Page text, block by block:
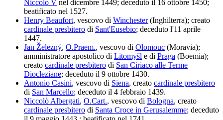
Niccolò V nel dicembre 1449; deceduto il 16 ottobre 1450;
beatificato nel 1527.
Henry Beaufort, vescovo di Winchester(Inghilterra); creato
cardinale presbitero di Sant'Eusebio; deceduto l'11 aprile
1447.
Jan Železný, O.Praem., vescovo di Olomouc (Moravia);
amministratore apostolico di Litomyšl e di Praga (Boemia);
creato cardinale presbitero di San Ciriaco alle Terme
Diocleziane; deceduto il 9 ottobre 1430.
Antonio Casini, vescovo di Siena, creato cardinale presbitero
di San Marcello; deceduto il 4 febbraio 1439.
Niccolò Albergati, O.Cart., vescovo di Bologna, creato
cardinale presbitero di Santa Croce in Gerusalemme; deceduto